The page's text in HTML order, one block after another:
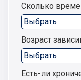
Сколько
Возраст
Есть-ли